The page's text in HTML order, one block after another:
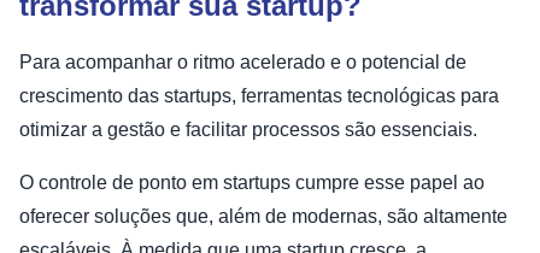
Para acompanhar o ritmo acelerado e o potencial de
crescimento das startups, ferramentas tecnológicas para
otimizar a gestão e facilitar processos são essenciais.
O controle de ponto em startups cumpre esse papel ao
oferecer soluções que, além de modernas, são altamente